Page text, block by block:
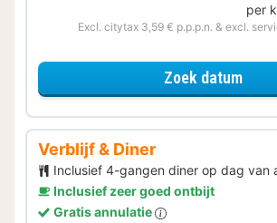
per
Excl. citytax 3,59 € p.p.p.n. & excl.
Zoek datumvoor
Verblijf & Diner
Inclusief 4-gangen diner op dag van
Inclusief zeer goed ontbijt
Gratis annulatie